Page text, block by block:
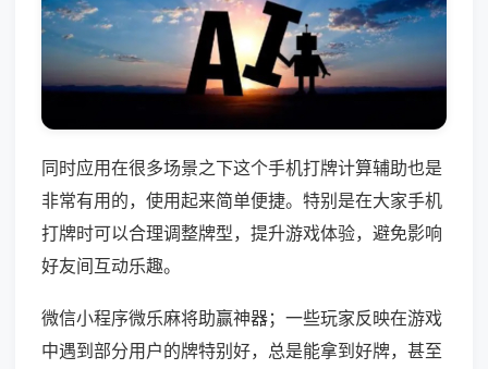
同时应用在很多场景之下这个手机打牌计算辅助也是
非常有用的，使用起来简单便捷。特别是在大家手机
打牌时可以合理调整牌型，提升游戏体验，避免影响
好友间互动乐趣。
微信小程序微乐麻将助赢神器；一些玩家反映在游戏
中遇到部分用户的牌特别好，总是能拿到好牌，甚至